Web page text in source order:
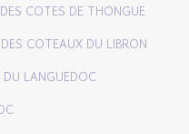
COTES DE THONGUE
COTEAUX DU LIBRON
LANGUEDOC